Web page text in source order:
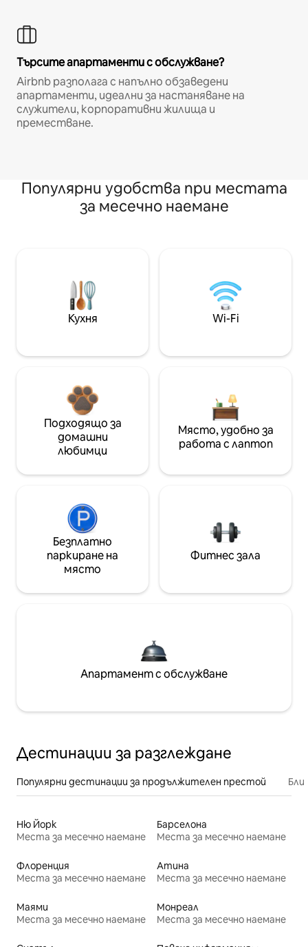
Търсите апартаменти с обслужване?
Airbnb разполага с напълно обзаведени
апартаменти, идеални за настаняване на
служители, корпоративни жилища и
преместване.
Популярни удобства при местата
за месечно наемане
Кухня Wi-Fi
Подходящо за
домашни
любимци
Място, удобно за
работа с лаптоп
Безплатно
паркиране на
място
Фитнес зала
Апартамент с обслужване
Дестинации за разглеждане
Популярни дестинации за продължителен престой
Ню Йорк
Места за месечно наемане
Барселона
Места за месечно наемане
Флоренция
Места за месечно наемане
Атина
Места за месечно наемане
Маями
Места за месечно наемане
Монреал
Места за месечно наемане